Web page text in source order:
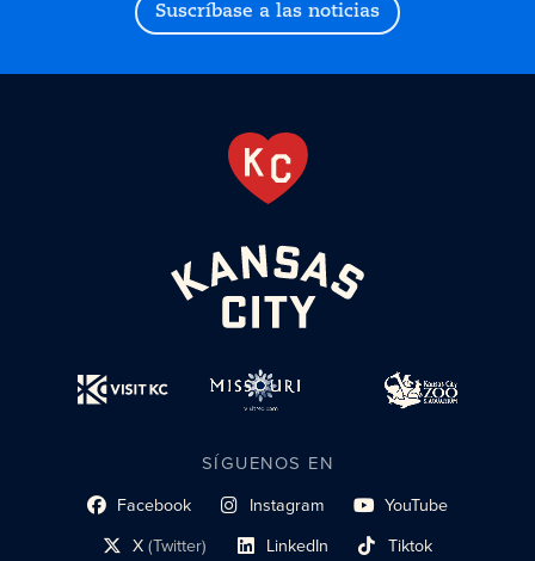
Suscríbase a las noticias
SÍGUENOS EN
Facebook
enlace al perfil social Instagram
enlace de perfil social YouTube
enlace de perfil social
X(Twitter) LinkedIn Tiktok